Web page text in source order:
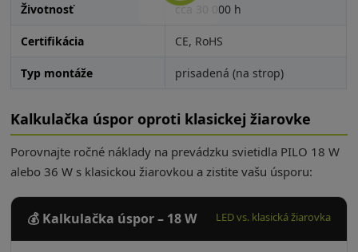
Životnosť cca 30 000 h
Certifikácia CE, RoHS
Typ montáže prisadená (na strop)
Kalkulačka úspor oproti klasickej žiarovke
Porovnajte ročné náklady na prevádzku svietidla PILO 18 W
alebo 36 W s klasickou žiarovkou a zistite vašu úsporu:
💰 Kalkulačka úspor – 18 W LED vs. klasická žiarovka